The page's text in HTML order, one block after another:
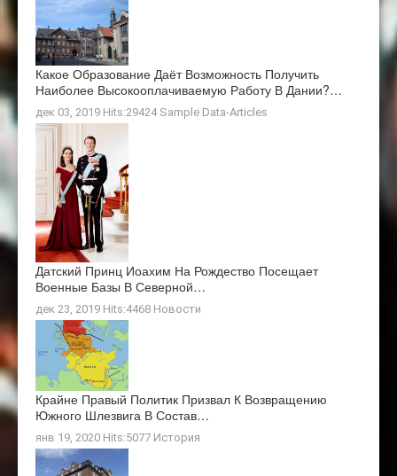
Какое Образование Даёт Возможность Получить
Наиболее Высокооплачиваемую Работу В Дании?…
дек 03, 2019 Hits:29424 Sample Data-Articles
Датский Принц Иоахим На Рождество Посещает
Военные Базы В Северной…
дек 23, 2019 Hits:4468 Новости
Крайне Правый Политик Призвал К Возвращению
Южного Шлезвига В Состав…
янв 19, 2020 Hits:5077 История